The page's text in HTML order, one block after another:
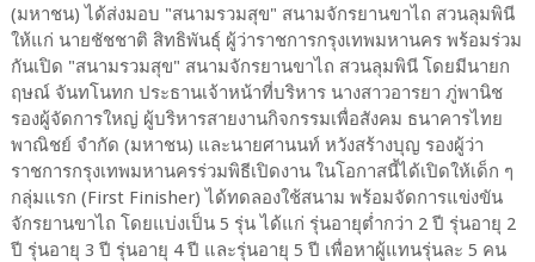
(มหาชน) ได้ส่งมอบ "สนามรวมสุข" สนามจักรยานขาไถ สวนลุมพินี
ให้แก่ นายชัชชาติ สิทธิพันธุ์ ผู้ว่าราชการกรุงเทพมหานคร พร้อมร่วม
กันเปิด "สนามรวมสุข" สนามจักรยานขาไถ สวนลุมพินี โดยมีนายก
ฤษณ์ จันทโนทก ประธานเจ้าหน้าที่บริหาร นางสาวอารยา ภู่พานิช
รองผู้จัดการใหญ่ ผู้บริหารสายงานกิจกรรมเพื่อสังคม ธนาคารไทย
พาณิชย์ จำกัด (มหาชน) และนายศานนท์ หวังสร้างบุญ รองผู้ว่า
ราชการกรุงเทพมหานครร่วมพิธีเปิดงาน ในโอกาสนี้ได้เปิดให้เด็ก ๆ
กลุ่มแรก (First Finisher) ได้ทดลองใช้สนาม พร้อมจัดการแข่งขัน
จักรยานขาไถ โดยแบ่งเป็น 5 รุ่น ได้แก่ รุ่นอายุต่ำกว่า 2 ปี รุ่นอายุ 2
ปี รุ่นอายุ 3 ปี รุ่นอายุ 4 ปี และรุ่นอายุ 5 ปี เพื่อหาผู้แทนรุ่นละ 5 คน